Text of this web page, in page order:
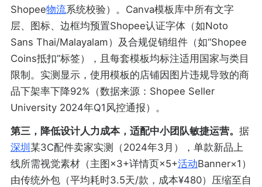
Shopee物流系统校验）。Canva模板库中所有文字
层、图标、边框均预置Shopee认证字体（如Noto
Sans Thai/Malayalam）及合规促销组件（如“Shopee
Coins抵扣”标签），且每套模板均标注适用国家与类目
限制。实测显示，使用模板的店铺因图片违规导致的商
品下架率下降92%（数据来源：Shopee Seller
University 2024年Q1风控通报）。
第三，降低设计人力成本，适配中小团队敏捷运营。 据
深圳 某3C配件卖家实测（2024年3月），单款新品上
线所需视觉素材（主图×3+详情页×5+活动Banner×1）
由传统外包（平均耗时3.5天/款，成本¥480）压缩至自